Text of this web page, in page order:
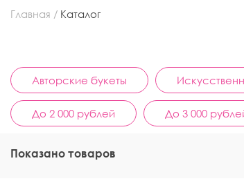
Главная Каталог
Авторские букеты
До 2 000 рублей До 3 000
Показано товаров